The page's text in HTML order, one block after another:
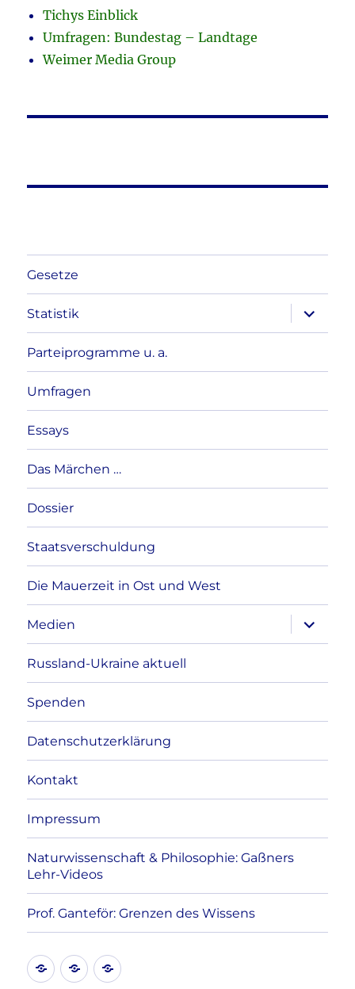
Tichys Einblick
Umfragen: Bundestag – Landtage
Weimer Media Group
Gesetze
Statistik
anzeigen
Parteiprogramme u. a.
Umfragen
Essays
Das Märchen …
Dossier
Staatsverschuldung
Die Mauerzeit in Ost und West
Medien
anzeigen
Russland-Ukraine aktuell
Spenden
Datenschutzerklärung
Kontakt
Impressum
Naturwissenschaft & Philosophie: Gaßners
Lehr-Videos
Prof. Ganteför: Grenzen des Wissens
KontaktDatenschutzerklärung
Impressum